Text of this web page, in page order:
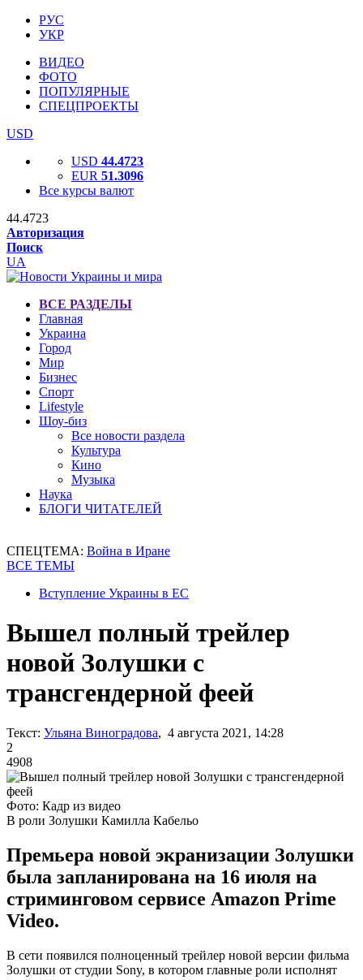
РУС
УКР
ВИДЕО
ФОТО
ПОПУЛЯРНЫЕ
СПЕЦПРОЕКТЫ
USD
USD 44.4723
EUR 51.3096
Все курсы валют
44.4723
Авторизация
Поиск
UA
ВСЕ РАЗДЕЛЫ
Главная
Украина
Город
Мир
Бизнес
Спорт
Lifestyle
Шоу-биз
Все новости раздела
Культура
Кино
Музыка
Наука
БЛОГИ ЧИТАТЕЛЕЙ
СПЕЦТЕМА: Война в Иране
ВСЕ ТЕМЫ
Вступление Украины в ЕС
Вышел полный трейлер
новой Золушки с
трансгендерной феей
Текст: Ульяна Виноградова, 4 августа 2021, 14:28
2
4908
Фото: Кадр из видео
В роли Золушки Камилла Кабельо
Премьера новой экранизации Золушки
была запланирована на 16 июля на
стриминговом сервисе Amazon Prime
Video.
В сети появился полноценный трейлер новой версии фильма
Золушки от студии Sony, в котором главные роли исполнят